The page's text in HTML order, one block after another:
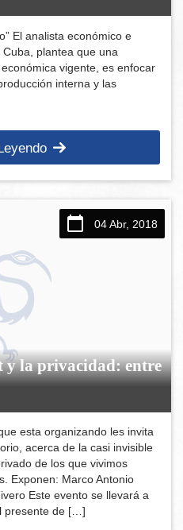
El analista económico e
plantea que una
vigente, es enfocar
interna y las
04 Abr, 2018
y la privacidad: entre
esta organizando les invita
acerca de la casi invisible
de los que vivimos
Exponen: Marco Antonio
Este evento se llevará a
presente de […]